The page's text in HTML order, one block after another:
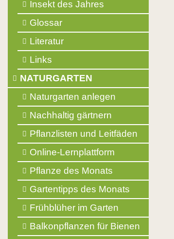
Insekt des Jahres
Glossar
Literatur
Links
NATURGARTEN
Naturgarten anlegen
Nachhaltig gärtnern
Pflanzlisten und Leitfäden
Online-Lernplattform
Pflanze des Monats
Gartentipps des Monats
Frühblüher im Garten
Balkonpflanzen für Bienen